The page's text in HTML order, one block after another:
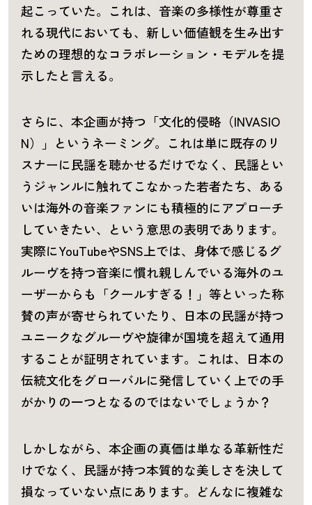
起こっていた。これは、音楽の多様性が尊重さ
れる現代においても、新しい価値観を生み出す
ための理想的なコラボレーション・モデルを提
示したと言える。
さらに、本企画が持つ「文化的侵略（INVASIO
N）」というネーミング。これは単に既存のリ
スナーに民謡を聴かせるだけでなく、民謡とい
うジャンルに触れてこなかった若者たち、ある
いは海外の音楽ファンにも積極的にアプローチ
していきたい、という意思の表明であります。
実際にYouTubeやSNS上では、身体で感じるグ
ルーヴを持つ音楽に慣れ親しんでいる海外のユ
ーザーからも「クールすぎる！」等といった称
賛の声が寄せられていたり、日本の民謡が持つ
ユニークなグルーヴや旋律が国境を超えて通用
することが証明されています。これは、日本の
伝統文化をグローバルに発信していく上での手
がかりの一つとなるのではないでしょうか？
しかしながら、本企画の真価は単なる革新性だ
けでなく、民謡が持つ本質的な美しさを決して
損なっていない点にあります。どんなに複雑な